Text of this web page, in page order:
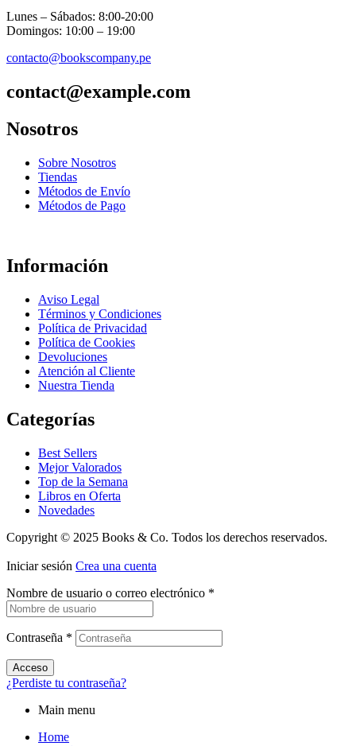
Lunes – Sábados: 8:00-20:00
Domingos: 10:00 – 19:00
contacto@bookscompany.pe
contact@example.com
Nosotros
Sobre Nosotros
Tiendas
Métodos de Envío
Métodos de Pago
Información
Aviso Legal
Términos y Condiciones
Política de Privacidad
Política de Cookies
Devoluciones
Atención al Cliente
Nuestra Tienda
Categorías
Best Sellers
Mejor Valorados
Top de la Semana
Libros en Oferta
Novedades
Copyright © 2025 Books & Co. Todos los derechos reservados.
Iniciar sesión Crea una cuenta
Nombre de usuario o correo electrónico *
Contraseña *
Acceso
¿Perdiste tu contraseña?
Main menu
Home